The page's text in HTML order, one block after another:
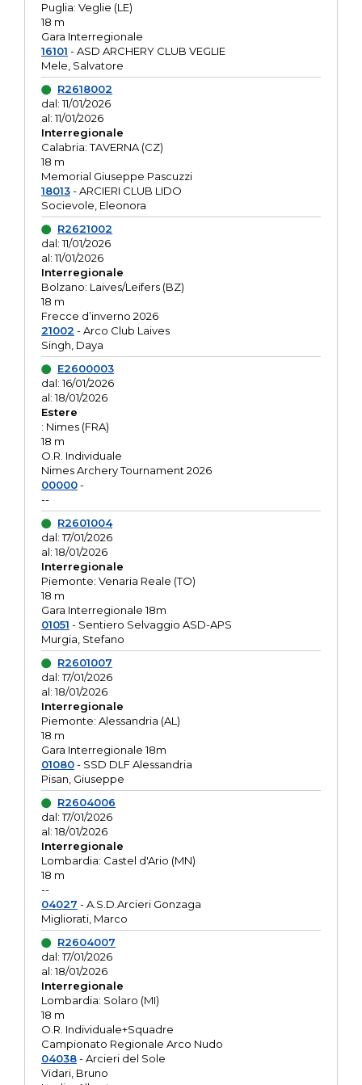
Puglia: Veglie (LE)
18 m
Gara Interregionale
16101 - ASD ARCHERY CLUB VEGLIE
Mele, Salvatore
R2618002
dal: 11/01/2026
al: 11/01/2026
Interregionale
Calabria: TAVERNA (CZ)
18 m
Memorial Giuseppe Pascuzzi
18013- ARCIERI CLUB LIDO
Socievole, Eleonora
R2621002
dal: 11/01/2026
al: 11/01/2026
Interregionale
Bolzano: Laives/Leifers (BZ)
18 m
Frecce d’inverno 2026
21002 - Arco Club Laives
Singh, Daya
E2600003
dal: 16/01/2026
al: 18/01/2026
Estere
: Nimes (FRA)
18 m
O.R. Individuale
Nimes Archery Tournament 2026
00000-
--
R2601004
dal: 17/01/2026
al: 18/01/2026
Interregionale
Piemonte: Venaria Reale (TO)
18 m
Gara Interregionale 18m
01051 - Sentiero Selvaggio ASD-APS
Murgia, Stefano
R2601007
dal: 17/01/2026
al: 18/01/2026
Interregionale
Piemonte: Alessandria (AL)
18 m
Gara Interregionale 18m
01080- SSD DLF Alessandria
Pisan, Giuseppe
R2604006
dal: 17/01/2026
al: 18/01/2026
Interregionale
Lombardia: Castel d'Ario (MN)
18 m
--
04027 - A.S.D.Arcieri Gonzaga
Migliorati, Marco
R2604007
dal: 17/01/2026
al: 18/01/2026
Interregionale
Lombardia: Solaro (MI)
18 m
O.R. Individuale+Squadre
Campionato Regionale Arco Nudo
04038- Arcieri del Sole
Vidari, Bruno